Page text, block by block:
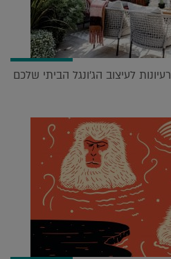
חיות בר וצמחייה פראית: 18 רעיונות לעיצוב הג'ונגל הביתי שלכם